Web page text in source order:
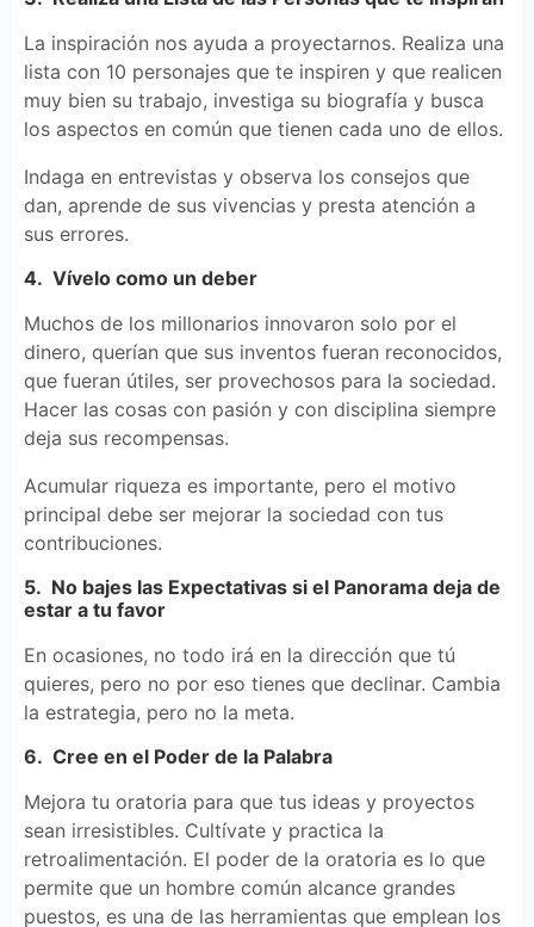
La inspiración nos ayuda a proyectarnos. Realiza una
lista con 10 personajes que te inspiren y que realicen
muy bien su trabajo, investiga su biografía y busca
los aspectos en común que tienen cada uno de ellos.
Indaga en entrevistas y observa los consejos que
dan, aprende de sus vivencias y presta atención a
sus errores.
4. Vívelo como un deber
Muchos de los millonarios innovaron solo por el
dinero, querían que sus inventos fueran reconocidos,
que fueran útiles, ser provechosos para la sociedad.
Hacer las cosas con pasión y con disciplina siempre
deja sus recompensas.
Acumular riqueza es importante, pero el motivo
principal debe ser mejorar la sociedad con tus
contribuciones.
5. No bajes las Expectativas si el Panorama deja de
estar a tu favor
En ocasiones, no todo irá en la dirección que tú
quieres, pero no por eso tienes que declinar. Cambia
la estrategia, pero no la meta.
6. Cree en el Poder de la Palabra
Mejora tu oratoria para que tus ideas y proyectos
sean irresistibles. Cultívate y practica la
retroalimentación. El poder de la oratoria es lo que
permite que un hombre común alcance grandes
puestos, es una de las herramientas que emplean los